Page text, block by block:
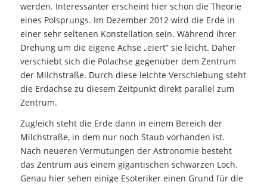
werden. Interessanter erscheint hier schon die Theorie
eines Polsprungs. Im Dezember 2012 wird die Erde in
einer sehr seltenen Konstellation sein. Während ihrer
Drehung um die eigene Achse „eiert” sie leicht. Daher
verschiebt sich die Polachse gegenüber dem Zentrum
der Milchstraße. Durch diese leichte Verschiebung steht
die Erdachse zu diesem Zeitpunkt direkt parallel zum
Zentrum.
Zugleich steht die Erde dann in einem Bereich der
Milchstraße, in dem nur noch Staub vorhanden ist.
Nach neueren Vermutungen der Astronomie besteht
das Zentrum aus einem gigantischen schwarzen Loch.
Genau hier sehen einige Esoteriker einen Grund für die